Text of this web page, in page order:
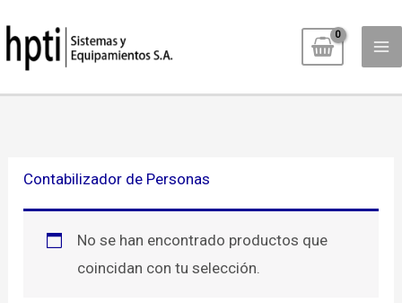
al
contenido
Contabilizador de Personas
No se han encontrado productos que
coincidan con tu selección.